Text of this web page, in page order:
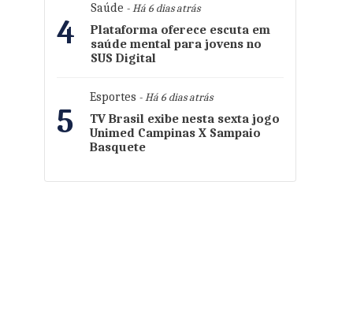
4
Saúde - Há 6 dias atrás
Plataforma oferece escuta em
saúde mental para jovens no
SUS Digital
5
Esportes - Há 6 dias atrás
TV Brasil exibe nesta sexta jogo
Unimed Campinas X Sampaio
Basquete